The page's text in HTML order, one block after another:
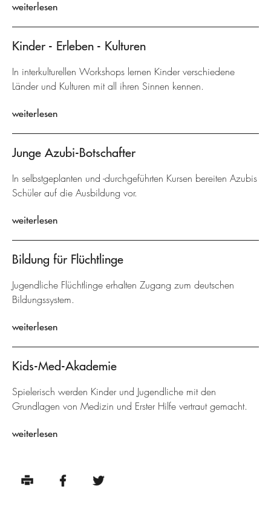
weiterlesen
Kinder - Erleben - Kulturen
In interkulturellen Workshops lernen Kinder verschiedene
Länder und Kulturen mit all ihren Sinnen kennen.
weiterlesen
Junge Azubi-Botschafter
In selbstgeplanten und -durchgeführten Kursen bereiten Azubis
Schüler auf die Ausbildung vor.
weiterlesen
Bildung für Flüchtlinge
Jugendliche Flüchtlinge erhalten Zugang zum deutschen
Bildungssystem.
weiterlesen
Kids-Med-Akademie
Spielerisch werden Kinder und Jugendliche mit den
Grundlagen von Medizin und Erster Hilfe vertraut gemacht.
weiterlesen